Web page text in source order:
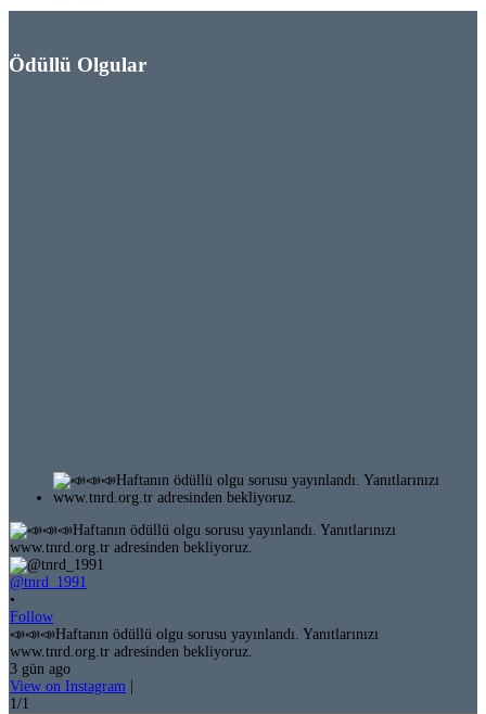
Ödüllü Olgular
@tnrd_1991
•
Follow
📣📣📣Haftanın ödüllü olgu sorusu yayınlandı. Yanıtlarınızı
www.tnrd.org.tr adresinden bekliyoruz.
3 gün ago
View on Instagram
1/1